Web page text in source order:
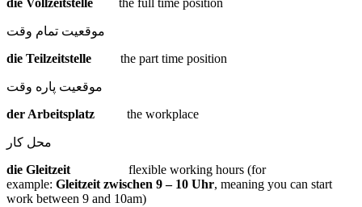
die Vollzeitstelle the full time position
موقعیت تمام وقت
die Teilzeitstelle the part time position
موقعیت پاره وقت
der Arbeitsplatz
the workplace
محل کار
die Gleitzeit flexible working hours (for
example: Gleitzeit zwischen 9 – 10 Uhr, meaning you can start
work between 9 and 10am)